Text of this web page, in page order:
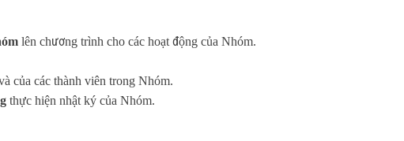
lên chương trình cho các hoạt động của Nhóm.
của các thành viên trong Nhóm.
thực hiện nhật ký của Nhóm.